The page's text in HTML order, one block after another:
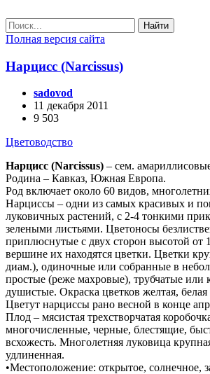
Найти
Полная версия сайта
Нарцисс (Narcissus)
sadovod
11 декабря 2011
9 503
Цветоводство
Нарцисс (Narcissus) – сем.
Родина – Кавказ, Южная Европа.
Род включает около 60 видов,
Нарциссы – одни из самых красивых и
луковичных растений, с 2-4 тонкими
зелеными листьями. Цветоносы
приплюснутые с двух сторон высотой от
вершине их находятся цветки. Цветки
диам.), одиночные или собранные в
простые (реже махровые), трубчатые или
душистые. Окраска цветков желтая,
Цветут нарциссы рано весной в конце
Плод – мясистая трехстворчатая
многочисленные, черные, блестящие,
всхожесть. Многолетняя луковица
удлиненная.
•Местоположение: открытое, солнечное,